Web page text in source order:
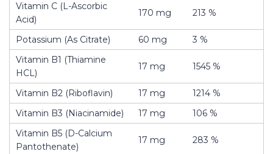
Vitamin C (L-Ascorbic
Acid)
170 mg 213 %
Potassium (As Citrate) 60 mg
3 %
Vitamin B1 (Thiamine
HCL)
17 mg 1545 %
Vitamin B2 (Riboflavin) 17 mg
1214 %
Vitamin B3 (Niacinamide)
17 mg
106 %
Vitamin B5 (D-Calcium
Pantothenate)
17 mg 283 %